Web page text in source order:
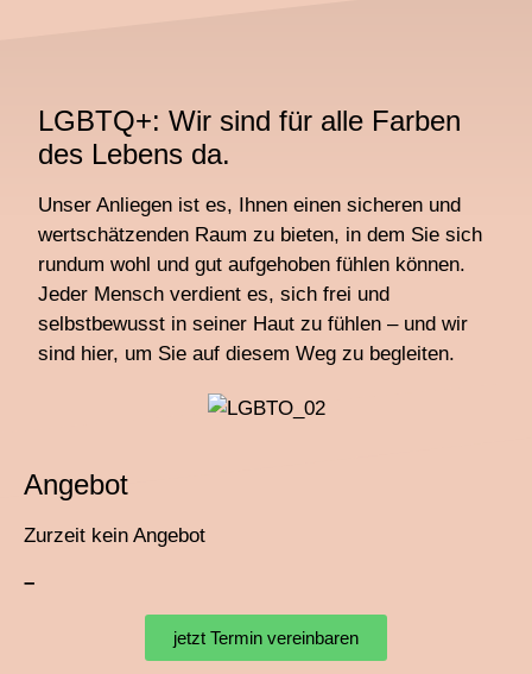
LGBTQ+: Wir sind für alle Farben
des Lebens da.
Unser Anliegen ist es, Ihnen einen sicheren und
wertschätzenden Raum zu bieten, in dem Sie sich
rundum wohl und gut aufgehoben fühlen können.
Jeder Mensch verdient es, sich frei und
selbstbewusst in seiner Haut zu fühlen – und wir
sind hier, um Sie auf diesem Weg zu begleiten.
Angebot
Zurzeit kein Angebot
–
jetzt Termin vereinbaren